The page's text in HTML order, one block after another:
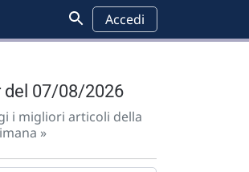
Accedi
del 07/08/2026
i migliori articoli della
»